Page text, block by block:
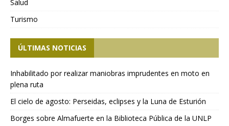
Salud
Turismo
ÚLTIMAS NOTICIAS
Inhabilitado por realizar maniobras imprudentes en moto en
plena ruta
El cielo de agosto: Perseidas, eclipses y la Luna de Esturión
Borges sobre Almafuerte en la Biblioteca Pública de la UNLP